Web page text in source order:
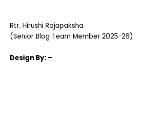
Rtr. Hirushi Rajapaksha
(Senior Blog Team Member 2025-26)
Design By: –